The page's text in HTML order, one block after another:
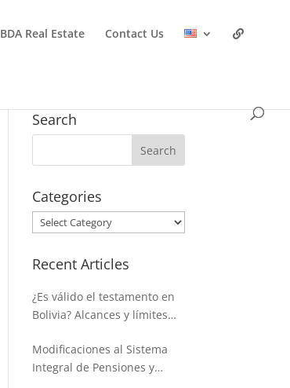
BDA Real Estate Contact Us
Search
Categories
Categories
Recent Articles
¿Es válido el testamento en
Bolivia? Alcances y límites
hereditaria
Modificaciones al Sistema
Integral de Pensiones y